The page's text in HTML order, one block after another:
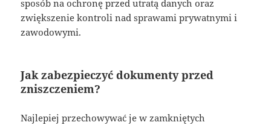
sposób na ochronę przed utratą danych oraz
zwiększenie kontroli nad sprawami prywatnymi i
zawodowymi.
Jak zabezpieczyć dokumenty przed
zniszczeniem?
Najlepiej przechowywać je w zamkniętych